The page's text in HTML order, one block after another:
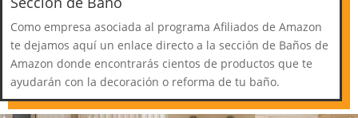
Como empresa asociada al programa Afiliados de Amazon
te dejamos aquí un enlace directo a la sección de Baños de
Amazon donde encontrarás cientos de productos que te
ayudarán con la decoración o reforma de tu baño.